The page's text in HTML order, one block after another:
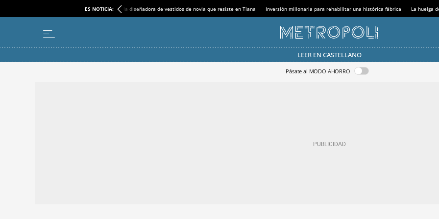
ES NOTICIA: la diseñadora de vestidos de novia que resiste en Tiana Inversión millonaria para rehabilitar una histórica fábrica La huelga
LEER EN CASTELLANO
Pásate al MODO AHORRO